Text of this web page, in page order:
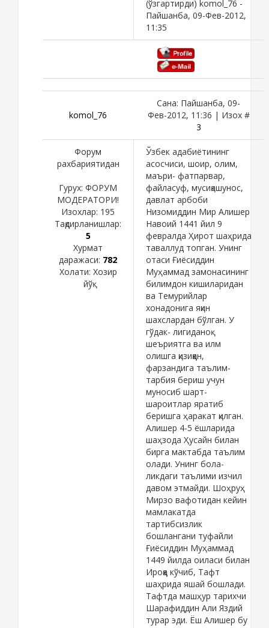
(ўзгартирди) komol_76 -
Пайшанба, 09-Фев-2012,
11:35
komol_76
Сана: Пайшанба, 09-
Фев-2012, 11:36 | Изох #
3
Форум
рахбариятидан
Гурух: ФОРУМ
МОДЕРАТОРИ!
Изохлар: 195
Тақдирланишлар:
5
Хурмат
даражаси: 782
Холати: Хозир
йўқ
Ўзбек адабиётининг
асосчиси, шоир, олим,
маъри- фатпарвар,
файласуф, мусиқашунос,
давлат арбоби
Низомиддин Мир Алишер
Навоий 1441 йил 9
февралда Ҳирот шаҳрида
таваллуд топган. Унинг
отаси Ғиёсиддин
Муҳаммад замонасининг
билимдон кишиларидан
ва Темурийлар
хонадонига яқин
шахслардан бўлган. У
гўдак- лигиданоқ
шеъриятга ва илм
олишга қизиққан,
фарзандига таълим-
тарбия бериш учун
муносиб шарт-
шароитлар яратиб
беришга ҳаракат қилган.
Алишер 4-5 ёшларида
шаҳзода Ҳусайн билан
бирга мактабда таълим
олади. Унинг бола-
ликдаги таълими изчил
давом этмайди. Шоҳруҳ
Мирзо вафотидан кейин
мамлакатда
тартибсизлик
бошлангани туфайли
Ғиёсиддин Муҳаммад
1449 йилда оиласи билан
Ироққа кўчиб, Тафт
шаҳрида яшай бошлади.
Тафтда машҳур тарихчи
Шарафиддин Али Яздий
турар эди. Ёш Алишер бу